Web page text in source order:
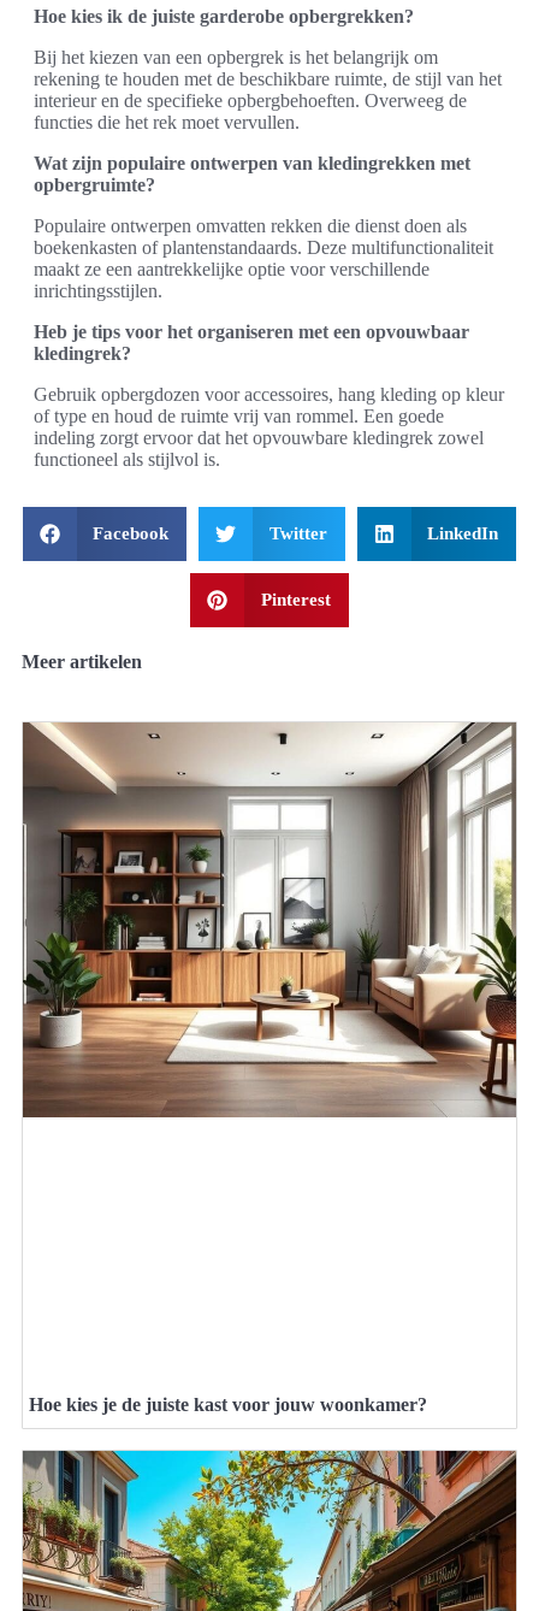
Hoe kies ik de juiste garderobe opbergrekken?
Bij het kiezen van een opbergrek is het belangrijk om
rekening te houden met de beschikbare ruimte, de stijl van het
interieur en de specifieke opbergbehoeften. Overweeg de
functies die het rek moet vervullen.
Wat zijn populaire ontwerpen van kledingrekken met
opbergruimte?
Populaire ontwerpen omvatten rekken die dienst doen als
boekenkasten of plantenstandaards. Deze multifunctionaliteit
maakt ze een aantrekkelijke optie voor verschillende
inrichtingsstijlen.
Heb je tips voor het organiseren met een opvouwbaar
kledingrek?
Gebruik opbergdozen voor accessoires, hang kleding op kleur
of type en houd de ruimte vrij van rommel. Een goede
indeling zorgt ervoor dat het opvouwbare kledingrek zowel
functioneel als stijlvol is.
Facebook Twitter LinkedIn
Pinterest
Meer artikelen
Hoe kies je de juiste kast voor jouw woonkamer?